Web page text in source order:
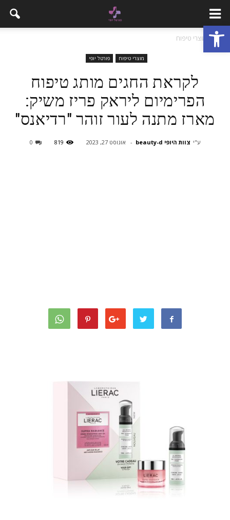
פתח סרגל נגישות
בית מוצרי טיפוח
מוצרי טיפוח פורטל יופי
לקראת החגים מותג טיפוח
הפרימיום ליראק פריז משיק:
מארז מתנה לעור זוהר "רדיאנס"
ע"י צוות היופי beauty-d - אוגוסט 27, 2023 819
0